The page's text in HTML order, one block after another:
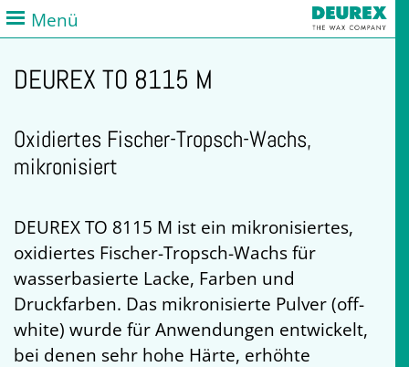
Menü
DEUREX TO 8115 M
Oxidiertes Fischer-Tropsch-Wachs,
mikronisiert
DEUREX TO 8115 M ist ein mikronisiertes,
oxidiertes Fischer-Tropsch-Wachs für
wasserbasierte Lacke, Farben und
Druckfarben. Das mikronisierte Pulver (off-
white) wurde für Anwendungen entwickelt,
bei denen sehr hohe Härte, erhöhte